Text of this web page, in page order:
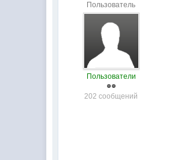
Пользователь
Пользователи
202 сообщений